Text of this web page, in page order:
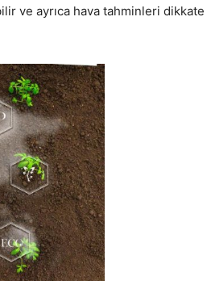
ve ayrıca hava tahminleri dikkate